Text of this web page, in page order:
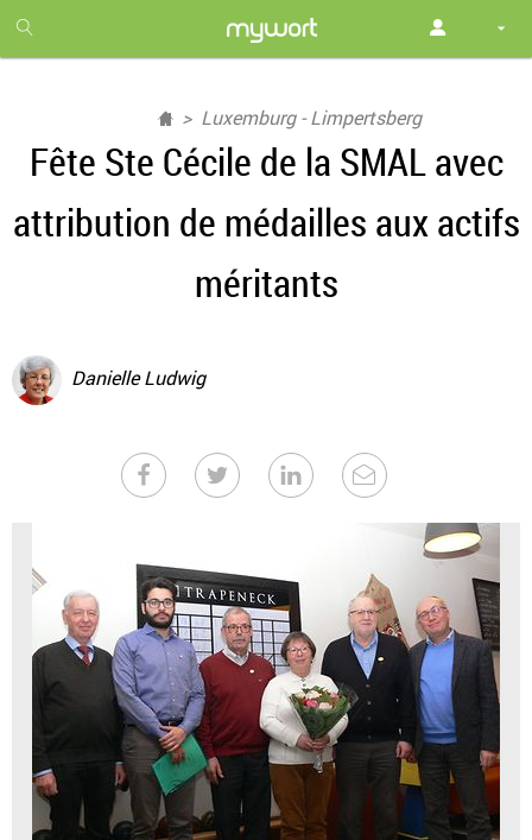
month
free
Luxemburg - Limpertsberg
Fête Ste Cécile de la SMAL avec
attribution de médailles aux actifs
méritants
Danielle Ludwig